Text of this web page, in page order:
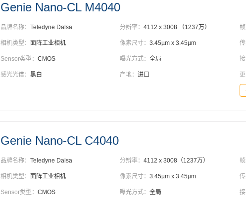
Genie Nano-CL M4040
品牌名称： Teledyne Dalsa 分辨率：4112 x 3008 （1237万） 帧
相机类型： 面阵工业相机 像素尺寸：3.45µm x 3.45µm 传
Sensor类型： CMOS 曝光方式：全局 接
感光光谱： 黑白 产地：进口 更
Genie Nano-CL C4040
品牌名称： Teledyne Dalsa 分辨率：4112 x 3008（1237万） 帧
相机类型： 面阵工业相机 像素尺寸：3.45µm x 3.45µm 传
Sensor类型： CMOS 曝光方式：全局 接